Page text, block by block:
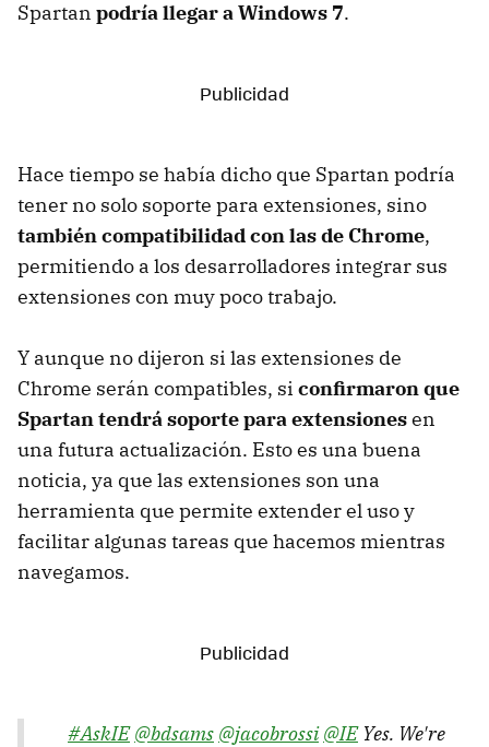
Spartan podría llegar a Windows 7.
Hace tiempo se había dicho que Spartan podría
tener no solo soporte para extensiones, sino
también compatibilidad con las de Chrome,
permitiendo a los desarrolladores integrar sus
extensiones con muy poco trabajo.
Y aunque no dijeron si las extensiones de
Chrome serán compatibles, si confirmaron que
Spartan tendrá soporte para extensionesen
una futura actualización. Esto es una buena
noticia, ya que las extensiones son una
herramienta que permite extender el uso y
facilitar algunas tareas que hacemos mientras
navegamos.
#AskIE @bdsams @jacobrossi @IEYes. We're